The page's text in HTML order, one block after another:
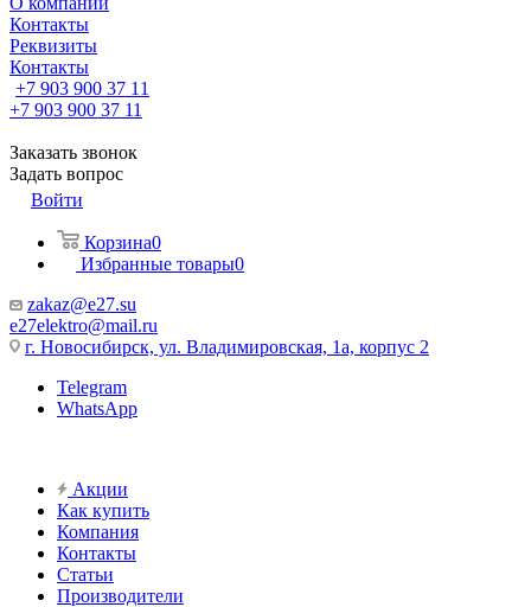
Контакты
Реквизиты
Контакты
+7 903 900 37 11
+7 903 900 37 11
Заказать звонок
Задать вопрос
Войти
Корзина0
Избранные товары0
zakaz@e27.su
e27elektro@mail.ru
г. Новосибирск, ул. Владимировская, 1а, корпус 2
Telegram
WhatsApp
Акции
Как купить
Компания
Контакты
Статьи
Производители